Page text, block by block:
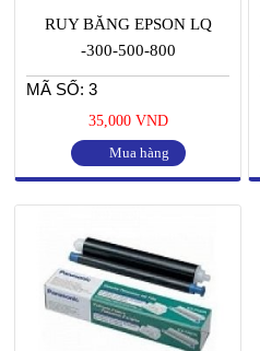
RUY BĂNG EPSON LQ
-300-500-800
MÃ SỐ: 3
35,000 VND
Mua hàng